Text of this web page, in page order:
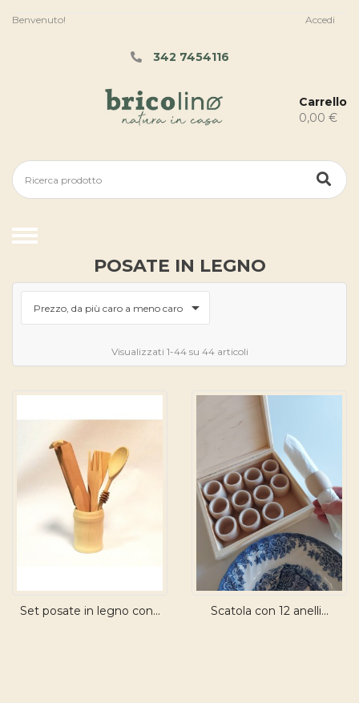
Benvenuto! Accedi
342 7454116
Carrello
0,00 €
POSATE IN LEGNO
Prezzo, da più caro a meno caro 
Visualizzati 1-44 su 44 articoli
Set posate in legno con... Scatola con 12 anelli...